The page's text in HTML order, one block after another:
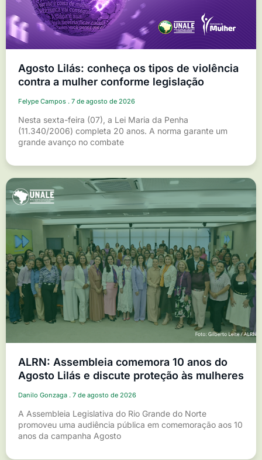
Agosto Lilás: conheça os tipos de violência
contra a mulher conforme legislação
Felype Campos 7 de agosto de 2026
Nesta sexta-feira (07), a Lei Maria da Penha
(11.340/2006) completa 20 anos. A norma garante um
grande avanço no combate
ALRN: Assembleia comemora 10 anos do
Agosto Lilás e discute proteção às mulheres
Danilo Gonzaga 7 de agosto de 2026
A Assembleia Legislativa do Rio Grande do Norte
promoveu uma audiência pública em comemoração aos 10
anos da campanha Agosto